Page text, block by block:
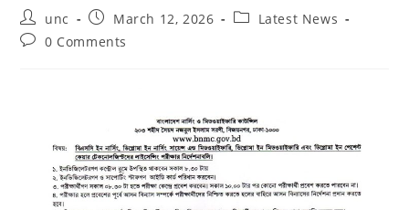
Post
author:
unc
Post
published:
March 12, 2026
PostLatest News
Post0 Comments